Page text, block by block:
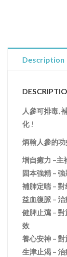
Description
人參可排毒,
化!
炳翰人參的功
增自癒力 –主
固本強精 – 強
補肺定喘 – 對
益血復脈 – 治
健脾止瀉 – 對
效
養心安神 – 對
生津止渴 – 治